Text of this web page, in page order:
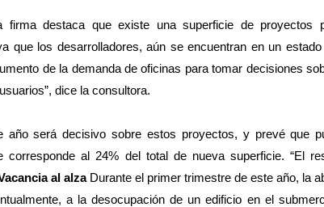
firma destaca que existe una superficie de proyectos
que los desarrolladores, aún se encuentran en un
de la demanda de oficinas para tomar decisiones
dice la consultora.
año será decisivo sobre estos proyectos, y prevé que
corresponde al 24% del total de nueva superficie. “El
al alzaDurante el primer trimestre de este año, la
a la desocupación de un edificio en el